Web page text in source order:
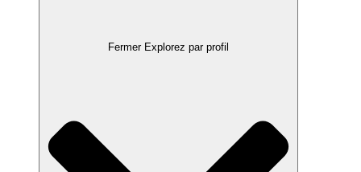
Fermer Explorez par profil